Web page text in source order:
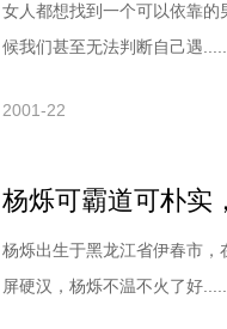
女人都想找到一个可以依靠
候我们甚至无法判断自己遇.....
2001-22
杨烁可霸道可朴实
杨烁出生于黑龙江省伊春市
屏硬汉，杨烁不温不火了好.....